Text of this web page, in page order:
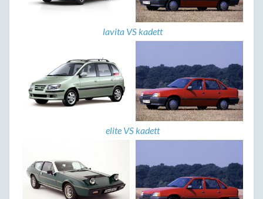
lavita VS kadett
elite VS kadett